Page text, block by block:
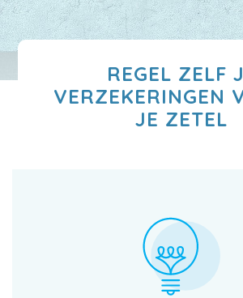
REGEL ZELF
VERZEKERINGEN
JE ZETEL